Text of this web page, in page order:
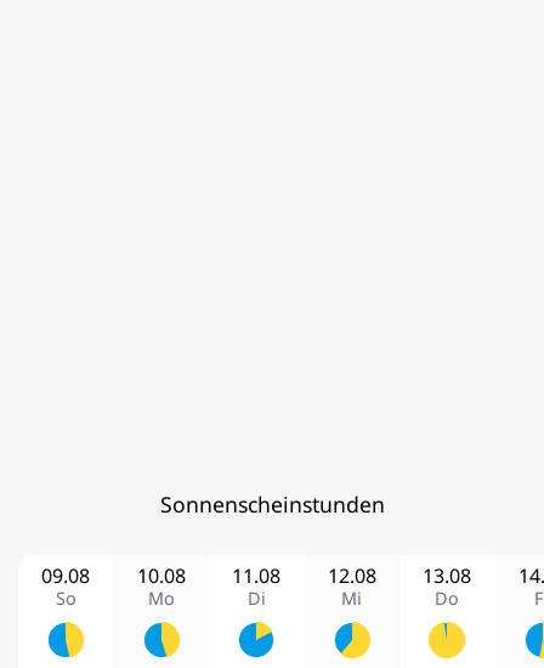
Sonnenscheinstunden
09.08
So
10.08
Mo
11.08
Di
12.08
Mi
13.08
Do